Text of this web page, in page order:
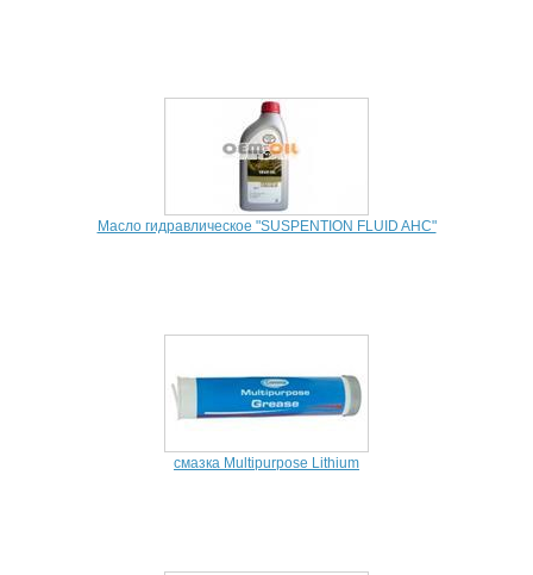
Масло гидравлическое "SUSPENTION FLUID AHC"
смазка Multipurpose Lithium